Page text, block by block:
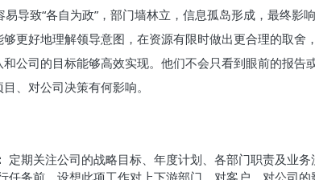
导致“各自为政”，部门墙林立，信息孤岛形成，最终影
更好地理解领导意图，在资源有限时做出更合理的取舍
公司的目标能够高效实现。他们不会只看到眼前的报告
、对公司决策有何影响。
定期关注公司的战略目标、年度计划、各部门职责及业务
任务前，设想此项工作对上下游部门、对客户、对公司的